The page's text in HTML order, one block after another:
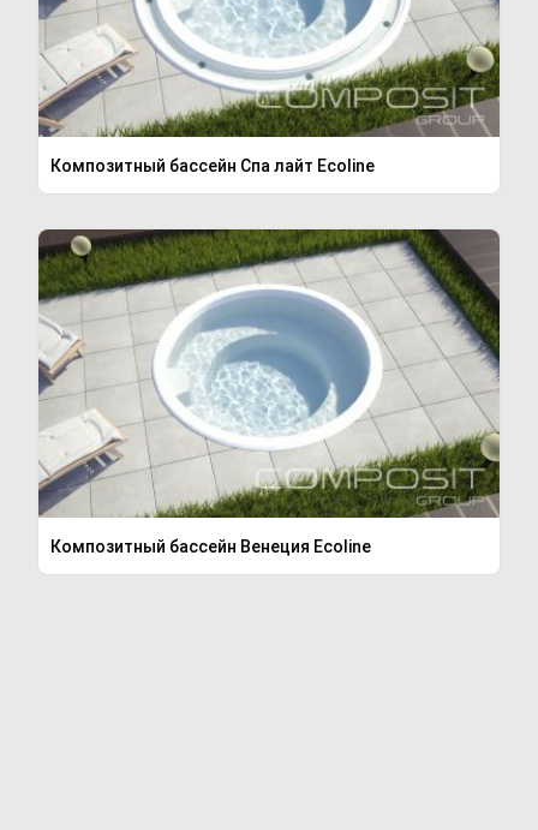
Композитный бассейн Спа лайт Ecoline
Композитный бассейн Венеция Ecoline